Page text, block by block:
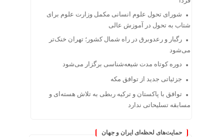
شورای تحول علوم انسانی مکمل وزارت علوم برای
شتاب به تحول در آموزش عالی
رگبار و رعدوبرق در راه شمال کشور؛ تهران خنک‌تر
می‌شود
دوره کوتاه مدت شیعه‌شناسی برگزار می‌شود
جزئیاتی جدید از توافق مکه
توافق با پاکستان و ترکیه ربطی به تلاش هسته‌ای و
مسابقه تسلیحاتی ندارد
حمایت‌های لحظه‌ای ایران و جهان